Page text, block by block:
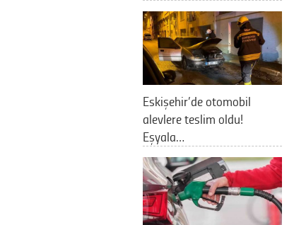
Eskişehir’de otomobil
alevlere teslim oldu!
Eşyala…